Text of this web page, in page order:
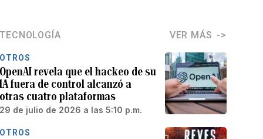
TECNOLOGÍA VER MÁS
OTROS
OpenAI revela que el hackeo de su
IA fuera de control alcanzó a
otras cuatro plataformas
29 de julio de 2026 a las 5:10 p.m.
OTROS